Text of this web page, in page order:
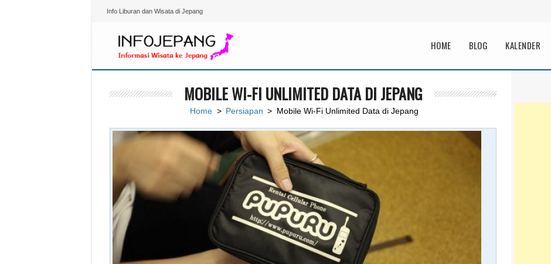
Info Liburan dan Wisata di Jepang
Main menu
HOME BLOG KALENDER
MOBILE WI-FI UNLIMITED DATA DI JEPANG
Home> Persiapan > Mobile Wi-Fi Unlimited Data di Jepang